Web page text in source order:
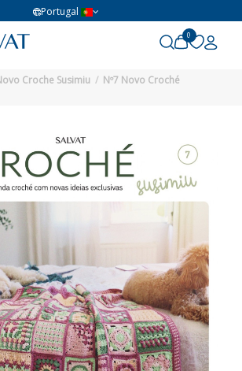
Portugal
0
Croche Susimiu
Nº7 Novo Croché